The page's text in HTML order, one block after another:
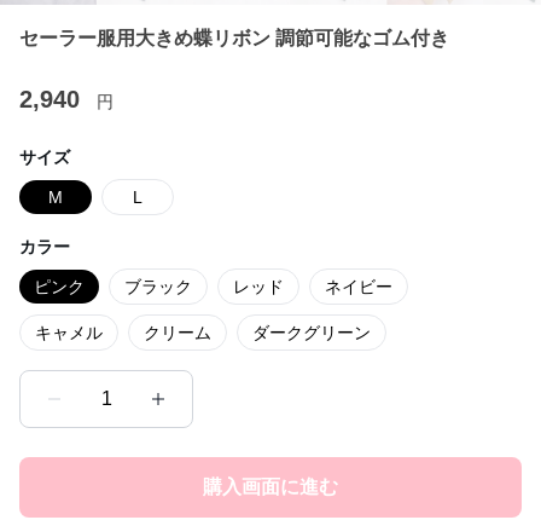
セーラー服用大きめ蝶リボン 調節可能なゴム付き
2,940 円
サイズ
M L
カラー
ピンク ブラック レッド ネイビー
キャメル クリーム ダークグリーン
1
購入画面に進む